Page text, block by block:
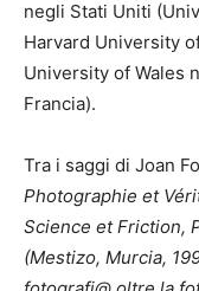
negli Stati Uniti
Harvard University
University of Wales
Francia).
Tra i saggi di Joan
Photographie et
Science et Friction,
(Mestizo, Murcia,